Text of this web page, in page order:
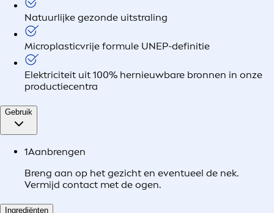
Natuurlijke gezonde uitstraling
Microplasticvrije formule UNEP-definitie
Elektriciteit uit 100% hernieuwbare bronnen in onze
productiecentra
Gebruik
1Aanbrengen
Breng aan op het gezicht en eventueel de nek.
Vermijd contact met de ogen.
Ingrediënten